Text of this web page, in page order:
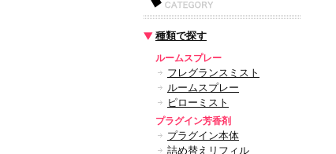
種類で探す
ルームスプレー
フレグランスミスト
ルームスプレー
ピローミスト
プラグイン芳香剤
プラグイン本体
詰め替えリフィル